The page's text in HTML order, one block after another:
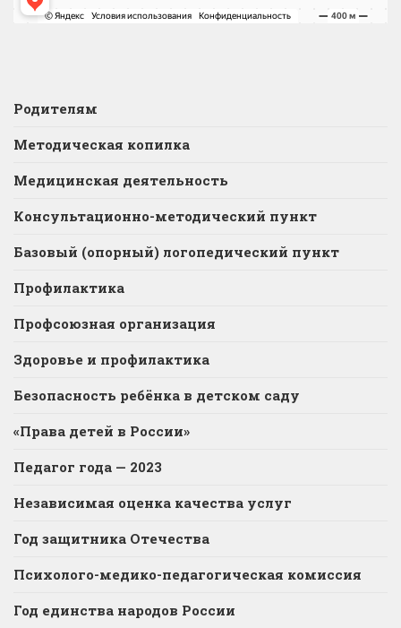
Родителям
Методическая копилка
Медицинская деятельность
Консультационно-методический пункт
Базовый (опорный) логопедический пункт
Профилактика
Профсоюзная организация
Здоровье и профилактика
Безопасность ребёнка в детском саду
«Права детей в России»
Педагог года — 2023
Независимая оценка качества услуг
Год защитника Отечества
Психолого-медико-педагогическая комиссия
Год единства народов России